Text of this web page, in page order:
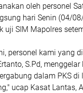
oleh personel
hari Senin (04/
uji SIM Mapolres
personel kami yang
S.Pd,
dalam PKS
ucap Kasat Lantas,